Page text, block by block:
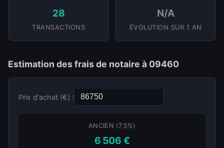
28
TRANSACTIONS
N/A
ÉVOLUTION SUR 1 AN
Estimation des frais de notaire à 09460
Prix d'achat (€) :
ANCIEN (7,5%)
6 506 €